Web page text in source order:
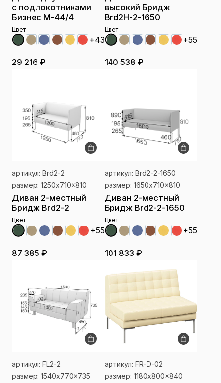
с подлокотниками
Бизнес М-44/4
Цвет
+43
29 216 ₽
высокий Бридж
Brd2H-2-1650
Цвет
+55
140 538 ₽
артикул: Brd2-2
размер: 1250x710x810
Диван 2-местный
Бридж Brd2-2
Цвет
+55
87 385 ₽
артикул: Brd2-2-1650
размер: 1650x710x810
Диван 2-местный
Бридж Brd2-2-1650
Цвет
+55
101 833 ₽
артикул: FL2-2
размер: 1540x770x735
артикул: FR-D-02
размер: 1180x800x840